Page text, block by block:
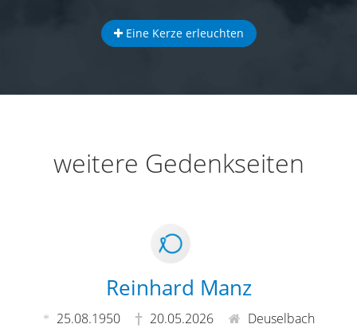
Eine Kerze erleuchten
weitere Gedenkseiten
Reinhard Manz
25.08.1950 20.05.2026 Deuselbach